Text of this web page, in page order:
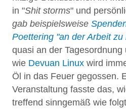
in "Shit storms" und
gab beispielsweise
Poettering "an der Arbeit zu
quasi an der Tagesordnung
wie Devuan Linux wird
Öl in das Feuer gegossen.
Veranstaltung fasste das,
treffend sinngemäß wie